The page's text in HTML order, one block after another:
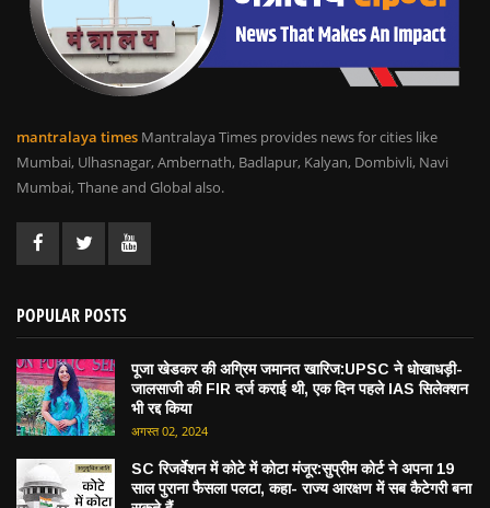
mantralaya times Mantralaya Times provides news for cities like
Mumbai, Ulhasnagar, Ambernath, Badlapur, Kalyan, Dombivli, Navi
Mumbai, Thane and Global also.
POPULAR POSTS
पूजा खेडकर की अग्रिम जमानत खारिज:UPSC ने धोखाधड़ी-
जालसाजी की FIR दर्ज कराई थी, एक दिन पहले IAS सिलेक्शन
भी रद्द किया
अगस्त 02, 2024
SC रिजर्वेशन में कोटे में कोटा मंजूर:सुप्रीम कोर्ट ने अपना 19
साल पुराना फैसला पलटा, कहा- राज्य आरक्षण में सब कैटेगरी बना